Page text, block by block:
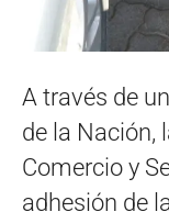
A través de
de la Nación,
Comercio y
adhesión de